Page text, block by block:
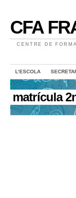
CFA
CENTRE DE
L’ESCOLA
matrícula